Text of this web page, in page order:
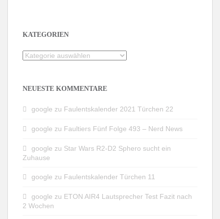
KATEGORIEN
Kategorien
NEUESTE KOMMENTARE
google zu Faulentskalender 2021 Türchen 22
google zu Faultiers Fünf Folge 493 – Nerd News
google zu Star Wars R2-D2 Sphero sucht ein
Zuhause
google zu Faulentskalender Türchen 11
google zu ETON AIR4 Lautsprecher Test Fazit nach
2 Wochen